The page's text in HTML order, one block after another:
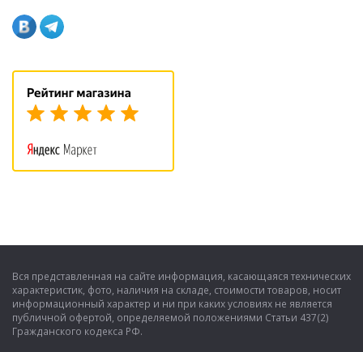
Вся представленная на сайте информация, касающаяся технических
характеристик, фото, наличия на складе, стоимости товаров, носит
информационный характер и ни при каких условиях не является
публичной офертой, определяемой положениями Статьи 437(2)
Гражданского кодекса РФ.